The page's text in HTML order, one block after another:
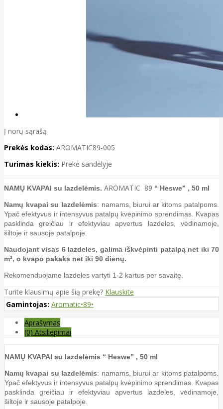
Į norų sąrašą
Prekės kodas: AROMATIC89-005
Turimas kiekis: Prekė sandėlyje
NAMŲ KVAPAI su lazdelėmis. AROMATIC 89 “ Heswe” , 50 ml
Namų kvapai su lazdelėmis: namams, biurui ar kitoms patalpoms.
Ypač efektyvus ir intensyvus patalpų kvėpinimo sprendimas. Kvapas
pasklinda greičiau ir efektyviau apvertus lazdeles, vėdinamoje,
šiltoje ir sausoje patalpoje.
Naudojant visas 6 lazdeles, galima iškvėpinti patalpą net iki 70
m², o kvapo pakaks net iki 90 dienų.
Rekomenduojame lazdeles vartyti 1-2 kartus per savaitę.
Turite klausimų apie šią prekę? Klauskite
Gamintojas: Aromatic•89•
Aprašymas
(0) Atsiliepimai
NAMŲ KVAPAI su lazdelėmis “ Heswe” , 50 ml
Namų kvapai su lazdelėmis: namams, biurui ar kitoms patalpoms.
Ypač efektyvus ir intensyvus patalpų kvėpinimo sprendimas. Kvapas
pasklinda greičiau ir efektyviau apvertus lazdeles, vėdinamoje,
šiltoje ir sausoje patalpoje.